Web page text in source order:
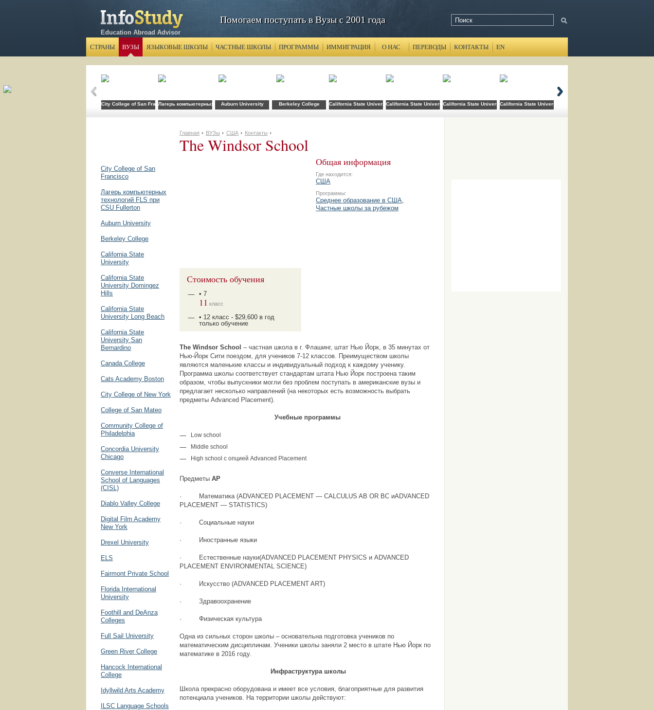
Education Abroad Advisor
Помогаем поступать в Вузы с 2001 года
СТРАНЫ ВУЗЫ ЯЗЫКОВЫЕ ШКОЛЫ ЧАСТНЫЕ ШКОЛЫ ПРОГРАММЫ ИММИГРАЦИЯ О НАС ПЕРЕВОДЫ КОНТАКТЫ EN
City College of San FranciscoЛагерь компьютерных технологий FLS при CSU Fullerton
Auburn University Berkeley College California State UniversityCalifornia State University Domingez HillsCalifornia State University Long BeachCalifornia State University San Bernardino
City College of San
Francisco
Лагерь компьютерных
технологий FLS при
CSU Fullerton
Auburn University
Berkeley College
California State
University
California State
University Domingez
Hills
California State
University Long Beach
California State
University San
Bernardino
Canada College
Cats Academy Boston
City College of New York
College of San Mateo
Community College of
Philadelphia
Concordia University
Chicago
Converse International
School of Languages
(CISL)
Diablo Valley College
Digital Film Academy
New York
Drexel University
ELS
Fairmont Private School
Florida International
University
Foothill and DeAnza
Colleges
Full Sail University
Green River College
Hancock International
College
Idyllwild Arts Academy
ILSC Language Schools
Главная ВУЗы США Контакты
The Windsor School
Общая информация
Где находится:
США
Программы:
Среднее образование в США,
Частные школы за рубежом
Стоимость обучения
• 7
11 класс
• 12 класс - $29,600 в год
только обучение
The Windsor School – частная школа в г. Флашинг, штат Нью Йорк, в 35 минутах от
Нью-Йорк Сити поездом, для учеников 7-12 классов. Преимуществом школы
являются маленькие классы и индивидуальный подход к каждому ученику.
Программа школы соответствует стандартам штата Нью Йорк построена таким
образом, чтобы выпускники могли без проблем поступать в американские вузы и
предлагает несколько направлений (на некоторых есть возможность выбрать
предметы Advanced Placement).
Учебные программы
Low school
Middle school
High school с опцией Advanced Placement
Предметы AP
· Математика (ADVANCED PLACEMENT — CALCULUS AB OR BC иADVANCED
PLACEMENT — STATISTICS)
· Социальные науки
· Иностранные языки
· Естественные науки(ADVANCED PLACEMENT PHYSICS и ADVANCED
PLACEMENT ENVIRONMENTAL SCIENCE)
· Искусство (ADVANCED PLACEMENT ART)
· Здравоохранение
· Физическая культура
Одна из сильных сторон школы – основательна подготовка учеников по
математическим дисциплинам. Ученики школы заняли 2 место в штате Нью Йорк по
математике в 2016 году.
Инфраструктура школы
Школа прекрасно оборудована и имеет все условия, благоприятные для развития
потенциала учеников. На территории школы действуют: